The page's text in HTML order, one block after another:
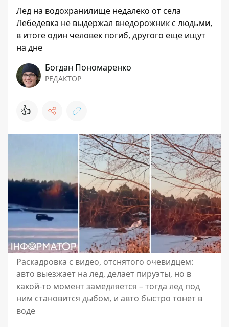
Лед на водохранилище недалеко от села
Лебедевка не выдержал внедорожник с людьми,
в итоге один человек погиб, другого еще ищут
на дне
Богдан Пономаренко
РЕДАКТОР
👍
Раскадровка с видео, отснятого очевидцем:
авто выезжает на лед, делает пируэты, но в
какой-то момент замедляется – тогда лед под
ним становится дыбом, и авто быстро тонет в
воде